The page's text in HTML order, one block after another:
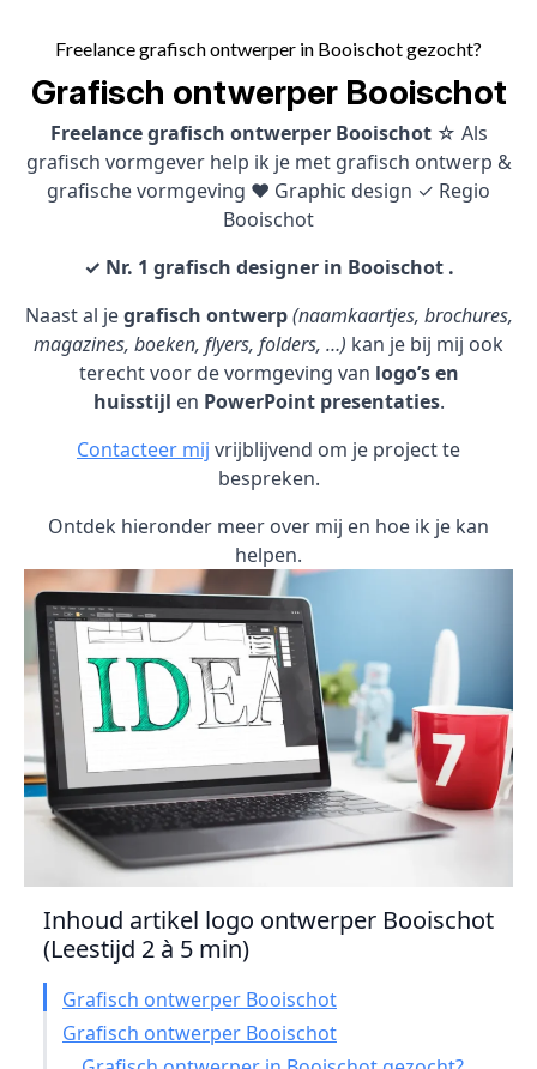
Freelance grafisch ontwerper in Booischot gezocht?
Grafisch ontwerper Booischot
Freelance grafisch ontwerper Booischot ☆ Als
grafisch vormgever help ik je met grafisch ontwerp &
grafische vormgeving ♥ Graphic design ✓ Regio
Booischot
✓ Nr. 1 grafisch designer in Booischot .
Naast al jegrafisch ontwerp (naamkaartjes, brochures,
magazines, boeken, flyers, folders, …) kan je bij mij ook
terecht voor de vormgeving van logo’s en
huisstijl en PowerPoint presentaties.
Contacteer mij vrijblijvend om je project te
bespreken.
Ontdek hieronder meer over mij en hoe ik je kan
helpen.
Inhoud artikel logo ontwerper Booischot
(Leestijd 2 à 5 min)
Grafisch ontwerper Booischot
Grafisch ontwerper Booischot